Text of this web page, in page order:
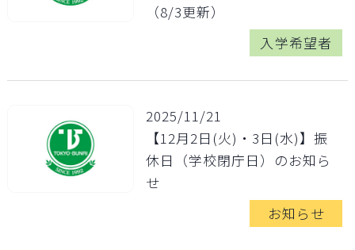
（8/3更新）
入学希望者
2025/11/21
【12月2日(火)・3日(水)】振
休日（学校閉庁日）のお知ら
せ
お知らせ